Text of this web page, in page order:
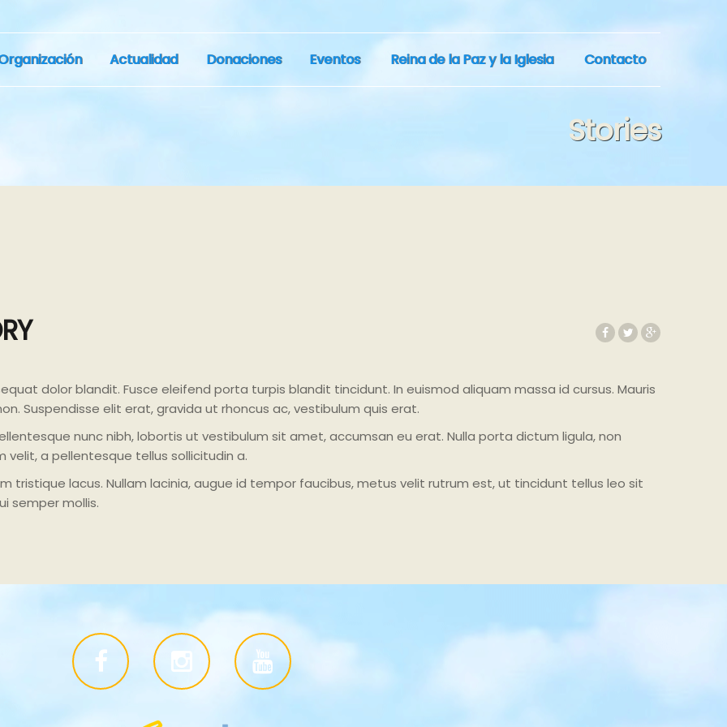
Actualidad Donaciones Eventos Reina de la Paz y la Iglesia Contacto
Stories
dolor blandit. Fusce eleifend porta turpis blandit tincidunt. In euismod aliquam massa id cursus. Mauris
Suspendisse elit erat, gravida ut rhoncus ac, vestibulum quis erat.
nunc nibh, lobortis ut vestibulum sit amet, accumsan eu erat. Nulla porta dictum ligula, non
velit, a pellentesque tellus sollicitudin a.
tristique lacus. Nullam lacinia, augue id tempor faucibus, metus velit rutrum est, ut tincidunt tellus leo sit
semper mollis.